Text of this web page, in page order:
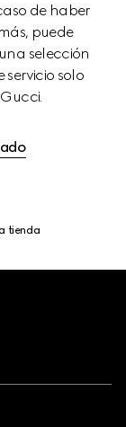
de haber
puede
selección
servicio solo
tienda